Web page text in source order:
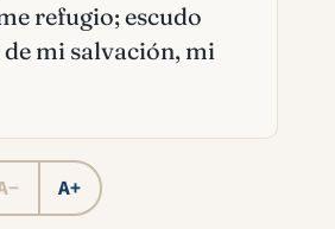
refugio; escudo
mi salvación, mi
A+